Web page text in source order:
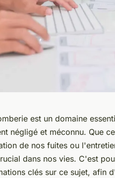
est un domaine
négligé et méconnu. Que
de nos fuites ou
dans nos vies. C'est
clés sur ce sujet, afin